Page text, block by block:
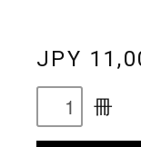
JPY
冊